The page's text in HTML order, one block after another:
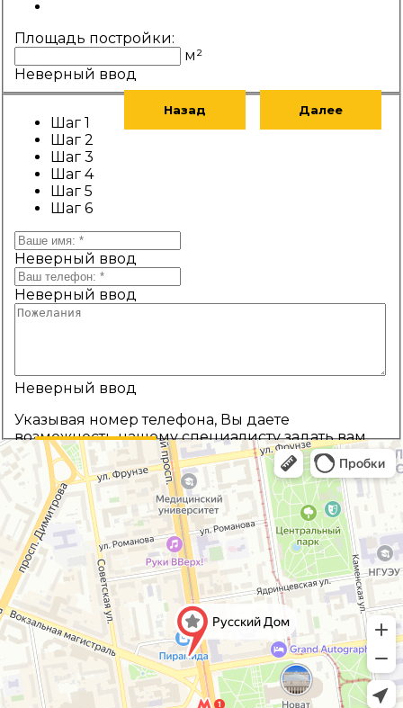
Площадь постройки:
м²
Неверный ввод
Назад Далее
Шаг 1
Шаг 2
Шаг 3
Шаг 4
Шаг 5
Шаг 6
Неверный ввод
Неверный ввод
Неверный ввод
Указывая номер телефона, Вы даете
возможность нашему специалисту задать вам
уточняющие вопросы и предложить выбор
наиболее подходящей комплектации
Назад Рассчитать цену